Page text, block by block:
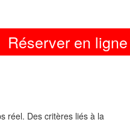
Réserver en ligne
réel. Des critères liés à la